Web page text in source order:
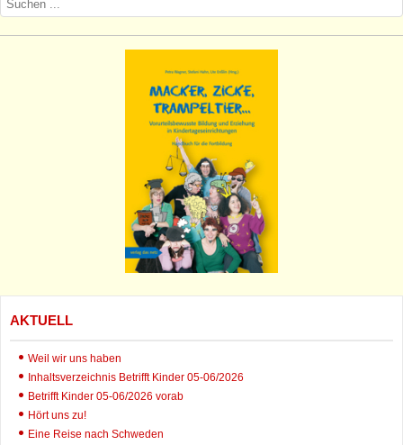
AKTUELL
Weil wir uns haben
Inhaltsverzeichnis Betrifft Kinder 05-06/2026
Betrifft Kinder 05-06/2026 vorab
Hört uns zu!
Eine Reise nach Schweden